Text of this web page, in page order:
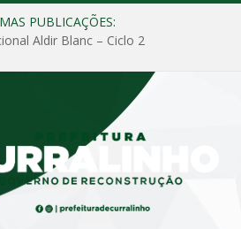
PUBLICAÇÕES:
Aldir Blanc – Ciclo 2